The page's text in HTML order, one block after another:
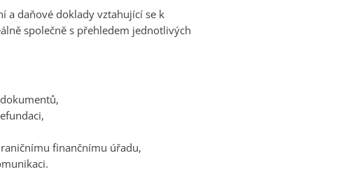
a daňové doklady vztahující se k
společně s přehledem jednotlivých
finančnímu úřadu,